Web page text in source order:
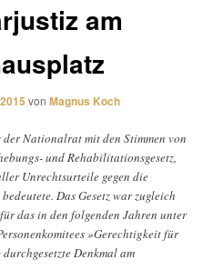
am
vonMagnus Koch
der Nationalrat mit den Stimmen von
und Rehabilitationsgesetz,
Unrechtsurteile gegen die
Das Gesetz war zugleich
das in den folgenden Jahren unter
»Gerechtigkeit für
Denkmal am